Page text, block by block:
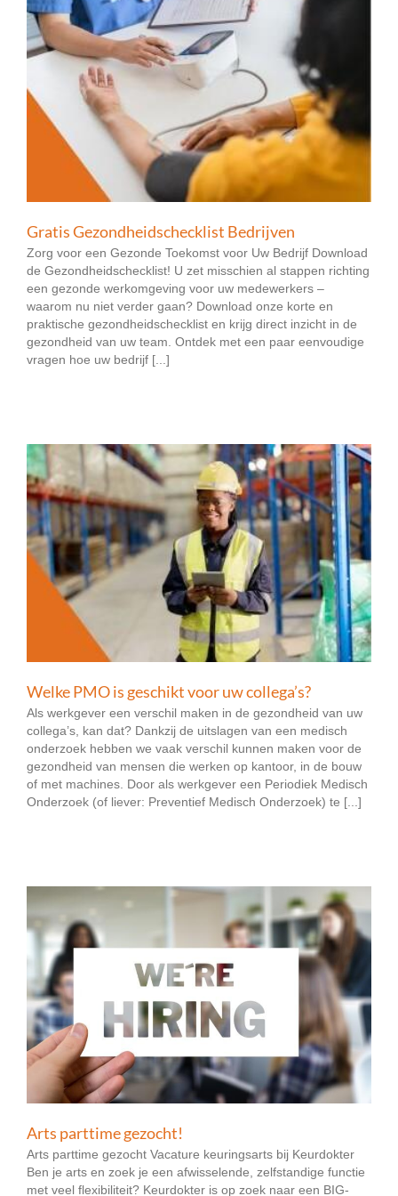
Gratis Gezondheidschecklist Bedrijven
Zorg voor een Gezonde Toekomst voor Uw Bedrijf Download
de Gezondheidschecklist! U zet misschien al stappen richting
een gezonde werkomgeving voor uw medewerkers –
waarom nu niet verder gaan? Download onze korte en
praktische gezondheidschecklist en krijg direct inzicht in de
gezondheid van uw team. Ontdek met een paar eenvoudige
vragen hoe uw bedrijf [...]
Welke PMO is geschikt voor uw collega’s?
Als werkgever een verschil maken in de gezondheid van uw
collega’s, kan dat? Dankzij de uitslagen van een medisch
onderzoek hebben we vaak verschil kunnen maken voor de
gezondheid van mensen die werken op kantoor, in de bouw
of met machines. Door als werkgever een Periodiek Medisch
Onderzoek (of liever: Preventief Medisch Onderzoek) te [...]
Arts parttime gezocht!
Arts parttime gezocht Vacature keuringsarts bij Keurdokter
Ben je arts en zoek je een afwisselende, zelfstandige functie
met veel flexibiliteit? Keurdokter is op zoek naar een BIG-